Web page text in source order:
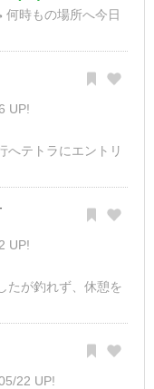
何時もの場所へ今日
UP!
へテトラにエントリ
UP!
たが釣れず、休憩を
22 UP!